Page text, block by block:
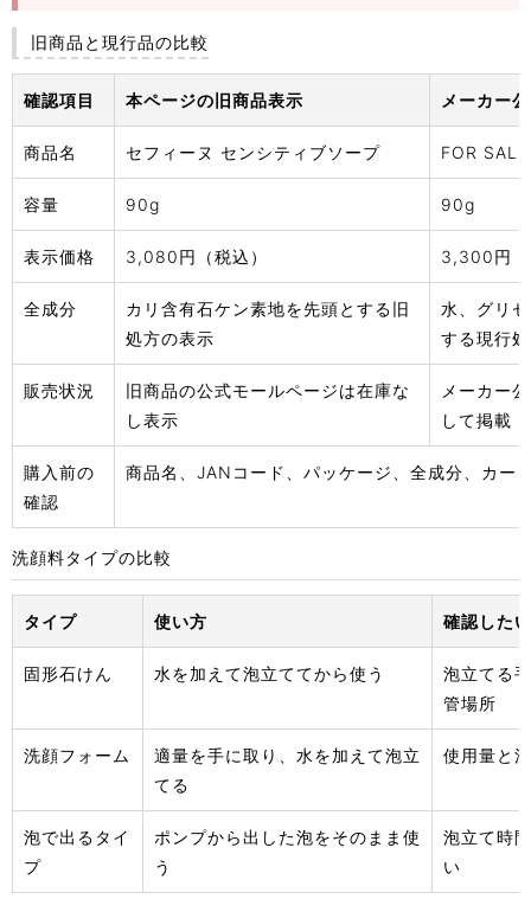
旧商品と現行品の比較
確認項目 本ページの旧商品表示 メーカー
商品名 セフィーヌ センシティブソープ FOR
容量 90g 90g
表示価格 3,080円（税込） 3,300円
全成分
カリ含有石ケン素地を先頭とする旧
処方の表示
水、グリ
する現行
販売状況
旧商品の公式モールページは在庫な
し表示
メーカー
して掲載
購入前の
確認
商品名、JANコード、パッケージ、全成分、カー
洗顔料タイプの比較
タイプ 使い方 確認した
固形石けん 水を加えて泡立ててから使う
泡立てる
管場所
洗顔フォーム
適量を手に取り、水を加えて泡立
てる
使用量と
泡で出るタイ
プ
ポンプから出した泡をそのまま使
う
泡立て時
い